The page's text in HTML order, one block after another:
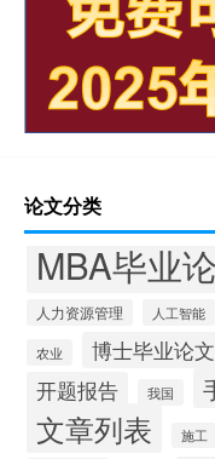
论文分类
MBA毕业
人力资源管理
人工智能
农业 博士毕业论文
开题报告 我国
文章列表 施工